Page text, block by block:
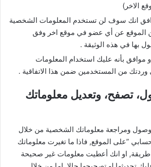
الاخر)
انك سوف لن تستخدم المعلومات الشخصية
الموقع عن أي عضو في موقع اخر وفق
بها في هذه الوثيقة .
بأنه عليك استخدام المعلومات
وردتك من المستخدمين ضمن هذا الاتفاقية .
تصفح، وتعديل معلوماتك
ومراجعة معلوماتك الشخصية من خلال
”على الموقع, فاذا ما تغيرت معلوماتك
او انك أعطيت معلومات غير صحيحة